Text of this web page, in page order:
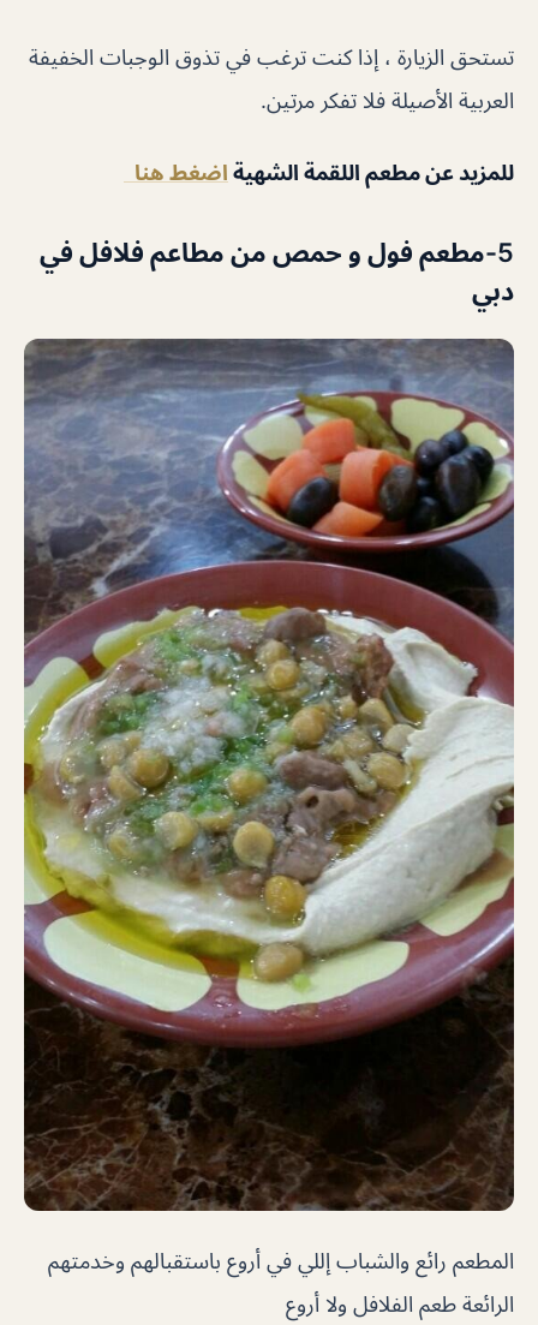
تستحق الزيارة ، إذا كنت ترغب في تذوق الوجبات الخفيفة
العربية الأصيلة فلا تفكر مرتين.
للمزيد عن مطعم اللقمة الشهية اضغط هنا
5-مطعم فول و حمص من مطاعم فلافل في
دبي
المطعم رائع والشباب إللي في أروع باستقبالهم وخدمتهم
الرائعة طعم الفلافل ولا أروع